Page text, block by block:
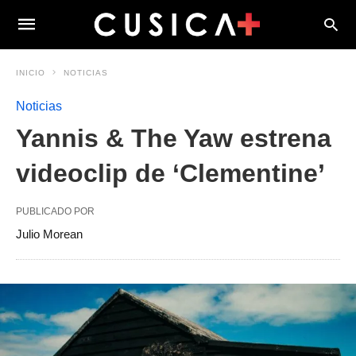
INICIO NOTICIAS
Noticias
Yannis & The Yaw estrena
videoclip de ‘Clementine’
PUBLICADO POR
Julio Morean